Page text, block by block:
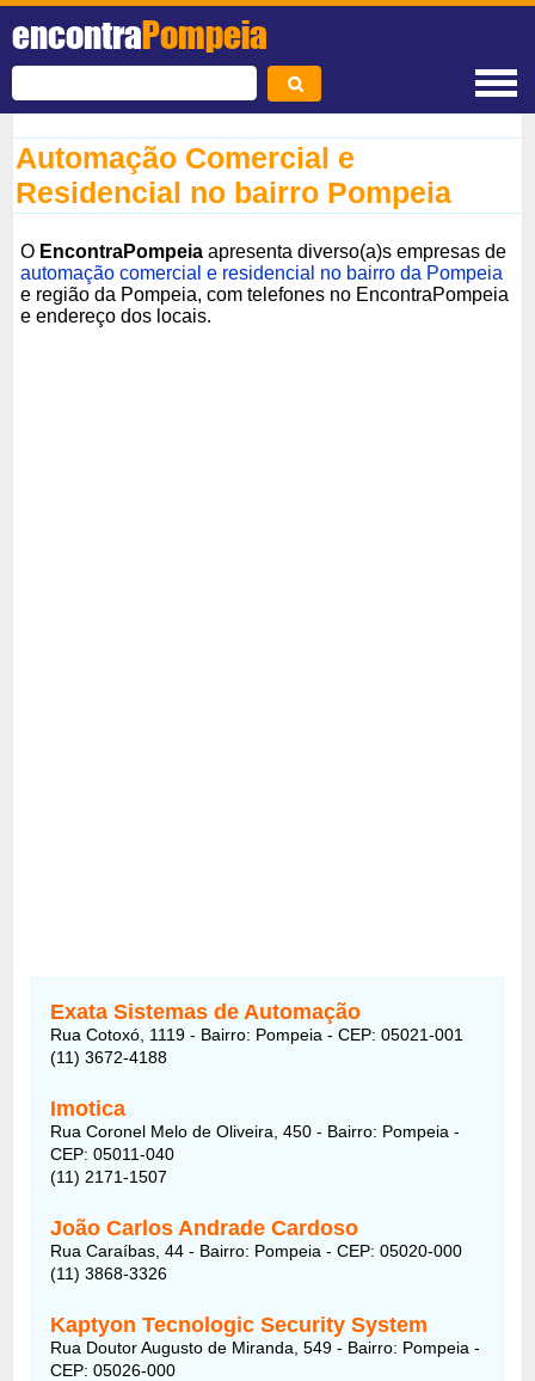
encontraPompeia
Automação Comercial e
Residencial no bairro Pompeia
O EncontraPompeia apresenta diverso(a)s empresas de
automação comercial e residencial no bairro da Pompeia
e região da Pompeia, com telefones no EncontraPompeia
e endereço dos locais.
Exata Sistemas de Automação
Rua Cotoxó, 1119 - Bairro: Pompeia - CEP: 05021-001
(11) 3672-4188
Imotica
Rua Coronel Melo de Oliveira, 450 - Bairro: Pompeia -
CEP: 05011-040
(11) 2171-1507
João Carlos Andrade Cardoso
Rua Caraíbas, 44 - Bairro: Pompeia - CEP: 05020-000
(11) 3868-3326
Kaptyon Tecnologic Security System
Rua Doutor Augusto de Miranda, 549 - Bairro: Pompeia -
CEP: 05026-000